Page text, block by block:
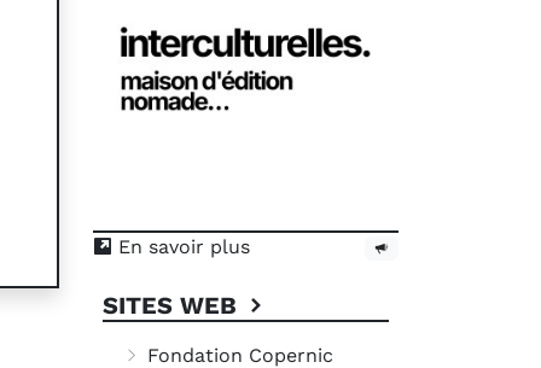
En savoir plus
SITES WEB
Fondation Copernic